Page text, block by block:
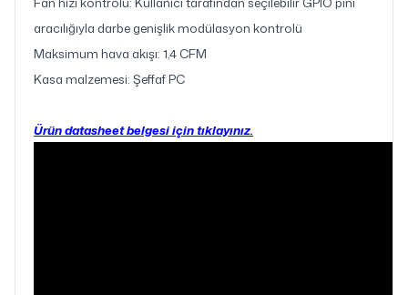
aracılığıyla darbe genişlik modülasyon kontrolü
Maksimum hava akışı: 1,4 CFM
Kasa malzemesi: Şeffaf PC
Ürün datasheet belgesi için tıklayınız.